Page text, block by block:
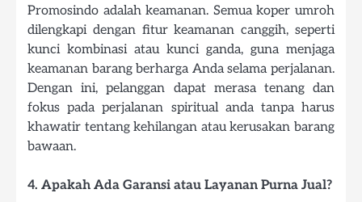
Promosindo adalah keamanan. Semua koper umroh
dilengkapi dengan fitur keamanan canggih, seperti
kunci kombinasi atau kunci ganda, guna menjaga
keamanan barang berharga Anda selama perjalanan.
Dengan ini, pelanggan dapat merasa tenang dan
fokus pada perjalanan spiritual anda tanpa harus
khawatir tentang kehilangan atau kerusakan barang
bawaan.
4. Apakah Ada Garansi atau Layanan Purna Jual?